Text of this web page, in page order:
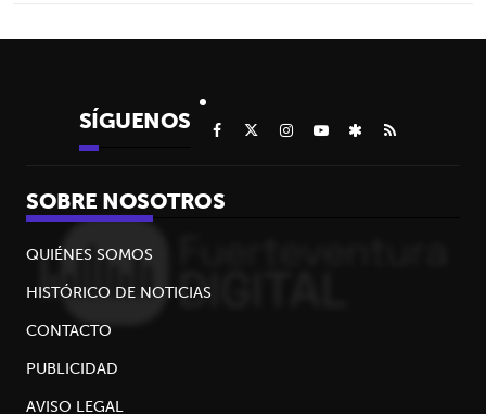
SÍGUENOS
SOBRE NOSOTROS
QUIÉNES SOMOS
HISTÓRICO DE NOTICIAS
CONTACTO
PUBLICIDAD
AVISO LEGAL